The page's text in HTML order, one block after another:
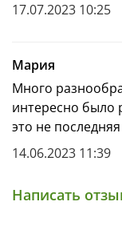
17.07.2023 10:25
Мария
Много
интересно было
это не
14.06.2023 11:39
Написать